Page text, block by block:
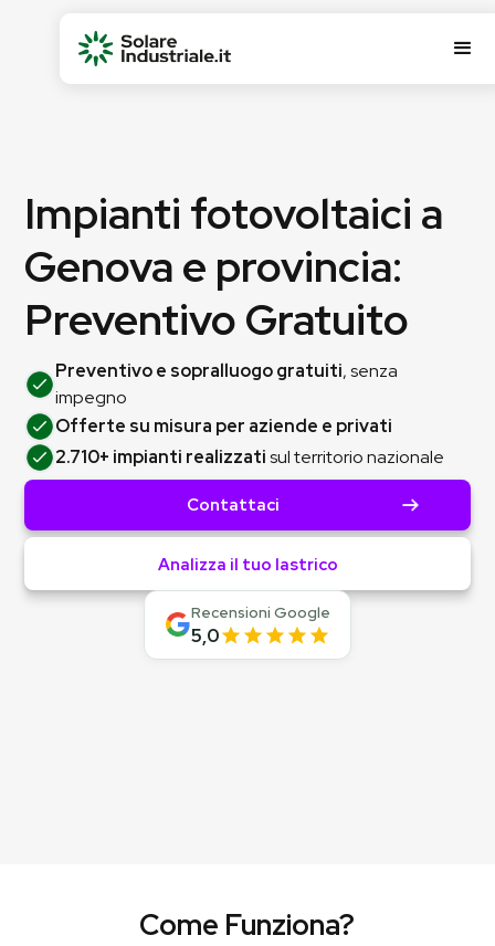
Impianti fotovoltaici a
Genova e provincia:
Preventivo Gratuito
Preventivo e sopralluogo gratuiti, senza
impegno
Offerte su misura per aziende e privati
2.710+ impianti realizzatisul territorio nazionale
Contattaci
Analizza il tuo lastrico
Recensioni Google
5,0
Come Funziona?